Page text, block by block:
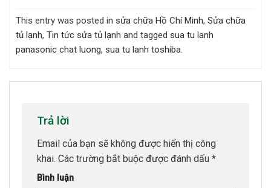
This entry was posted in sửa chữa Hồ Chí Minh, Sửa chữa
tủ lạnh, Tin tức sửa tủ lạnh and tagged sua tu lanh
panasonic chat luong, sua tu lanh toshiba.
Trả lời
Email của bạn sẽ không được hiển thị công
khai. Các trường bắt buộc được đánh dấu *
Bình luận